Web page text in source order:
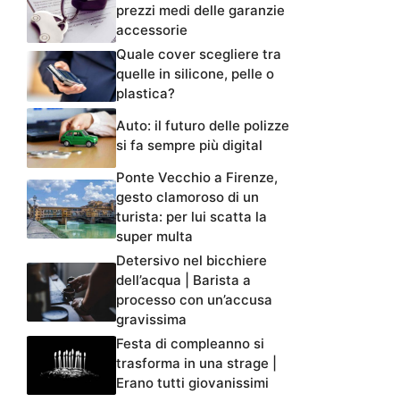
prezzi medi delle garanzie
accessorie
Quale cover scegliere tra
quelle in silicone, pelle o
plastica?
Auto: il futuro delle polizze
si fa sempre più digital
Ponte Vecchio a Firenze,
gesto clamoroso di un
turista: per lui scatta la
super multa
Detersivo nel bicchiere
dell’acqua | Barista a
processo con un’accusa
gravissima
Festa di compleanno si
trasforma in una strage |
Erano tutti giovanissimi